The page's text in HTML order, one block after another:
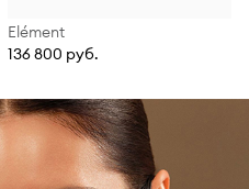
Elément
136 800 руб.